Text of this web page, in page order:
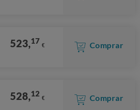
523,17 € Comprar
528,12 € Comprar